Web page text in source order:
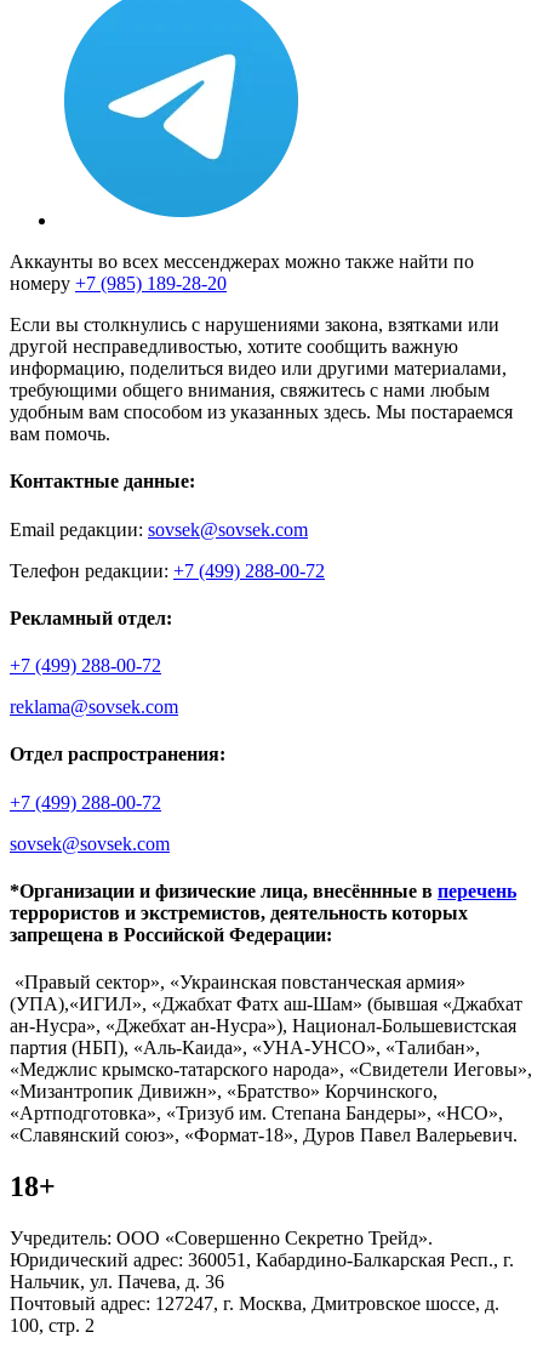
Аккаунты во всех мессенджерах можно также найти по
номеру +7 (985) 189-28-20
Если вы столкнулись с нарушениями закона, взятками или
другой несправедливостью, хотите сообщить важную
информацию, поделиться видео или другими материалами,
требующими общего внимания, свяжитесь с нами любым
удобным вам способом из указанных здесь. Мы постараемся
вам помочь.
Контактные данные:
Email редакции: sovsek@sovsek.com
Телефон редакции: +7 (499) 288-00-72
Рекламный отдел:
+7 (499) 288-00-72
reklama@sovsek.com
Отдел распространения:
+7 (499) 288-00-72
sovsek@sovsek.com
*Организации и физические лица, внесённные в перечень
террористов и экстремистов, деятельность которых
запрещена в Российской Федерации:
«Правый сектор», «Украинская повстанческая армия»
(УПА),«ИГИЛ», «Джабхат Фатх аш-Шам» (бывшая «Джабхат
ан-Нусра», «Джебхат ан-Нусра»), Национал-Большевистская
партия (НБП), «Аль-Каида», «УНА-УНСО», «Талибан»,
«Меджлис крымско-татарского народа», «Свидетели Иеговы»,
«Мизантропик Дивижн», «Братство» Корчинского,
«Артподготовка», «Тризуб им. Степана Бандеры», «НСО»,
«Славянский союз», «Формат-18», Дуров Павел Валерьевич.
18+
Учредитель: ООО «Совершенно Секретно Трейд».
Юридический адрес: 360051, Кабардино-Балкарская Респ., г.
Нальчик, ул. Пачева, д. 36
Почтовый адрес: 127247, г. Москва, Дмитровское шоссе, д.
100, стр. 2